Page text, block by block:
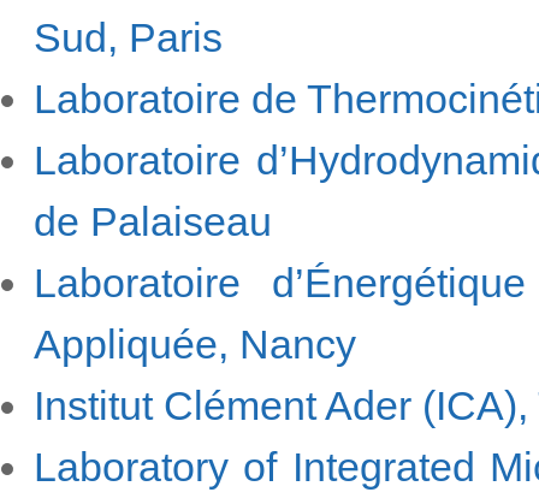
Sud, Paris
Laboratoire de
Laboratoire
de Palaiseau
Laboratoire
Appliquée, Nancy
Institut Clément Ader
Laboratory of Integrated